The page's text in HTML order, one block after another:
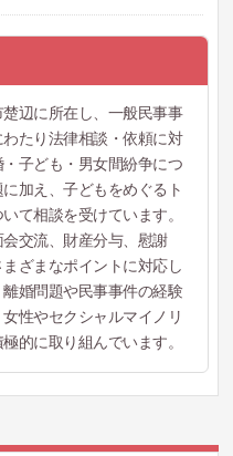
辺に所在し、一般民事事
たり法律相談・依頼に対
子ども・男女間紛争につ
加え、子どもをめぐるト
て相談を受けています。
交流、財産分与、慰謝
ざまなポイントに対応し
婚問題や民事事件の経験
性やセクシャルマイノリ
的に取り組んでいます。